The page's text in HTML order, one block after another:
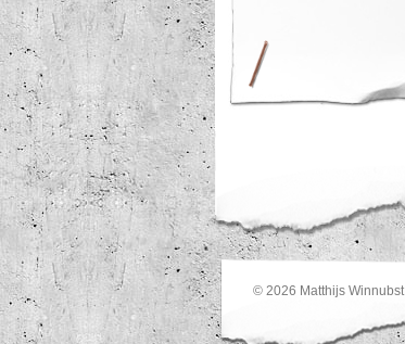
© 2026 Matthijs Winnubst